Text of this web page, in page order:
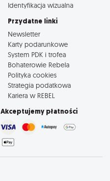
Identyfikacja wizualna
Przydatne linki
Newsletter
Karty podarunkowe
System PDK i trofea
Bohaterowie Rebela
Polityka cookies
Strategia podatkowa
Kariera w REBEL
Akceptujemy płatności